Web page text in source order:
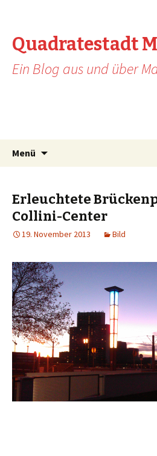
Quadratestadt
Ein Blog aus und über
Menü
Erleuchtete
Collini-Center
19. November 2013 Bild